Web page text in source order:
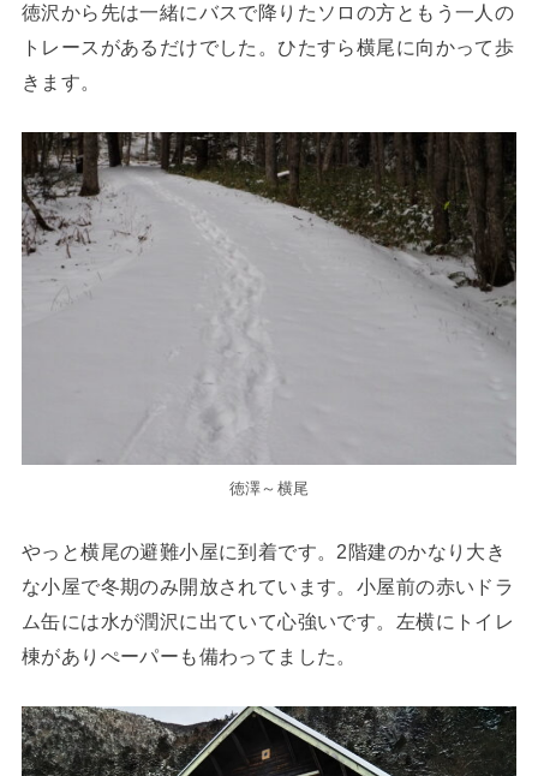
徳沢から先は一緒にバスで降りたソロの方ともう一人の
トレースがあるだけでした。ひたすら横尾に向かって歩
きます。
徳澤～横尾
やっと横尾の避難小屋に到着です。2階建のかなり大き
な小屋で冬期のみ開放されています。小屋前の赤いドラ
ム缶には水が潤沢に出ていて心強いです。左横にトイレ
棟がありぺーパーも備わってました。